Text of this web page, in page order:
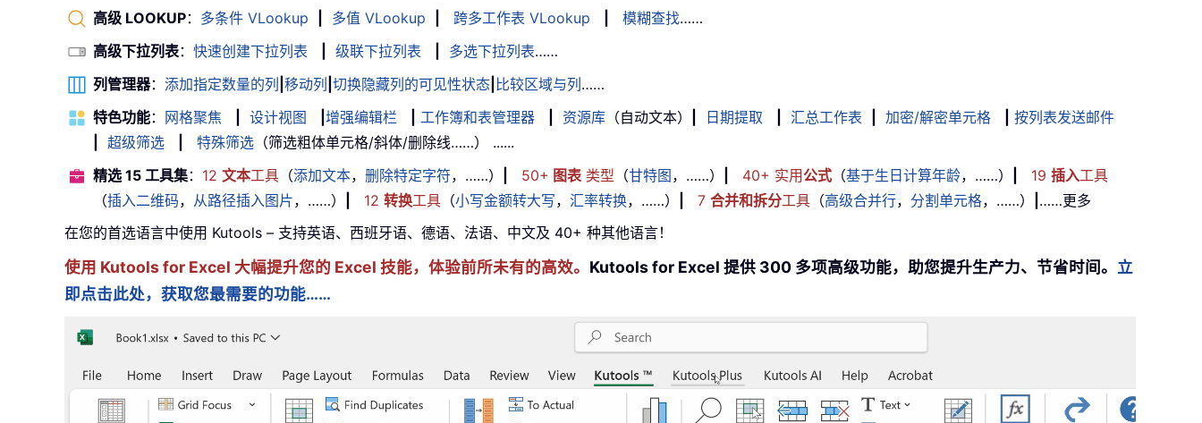
高级 LOOKUP： 多条件 VLookup 多值 VLookup 跨多工作表 VLookup 模糊查找……
高级下拉列表： 快速创建下拉列表 级联下拉列表 多选下拉列表……
列管理器： 添加指定数量的列 移动列 切换隐藏列的可见性状态 比较区域与列……
特色功能： 网格聚焦 设计视图 增强编辑栏 工作簿和表管理器 资源库 （自动文本） 日期提取 汇总工作表 加密/解密单元格
按列表发送邮件
超级筛选 特殊筛选 （筛选粗体单元格/斜体/删除线……） ......
精选 15 工具集： 12 文本工具 （添加文本， 删除特定字符，……） 50+ 图表 类型 （甘特图，……） 40+ 实用公式 （基于生日计算年龄，……） 19 插入工具
（插入二维码， 从路径插入图片，……） 12 转换工具 （小写金额转大写， 汇率转换，……） 7 合并和拆分工具 （高级合并行， 分割单元格，……）
……更多
在您的首选语言中使用 Kutools – 支持英语、西班牙语、德语、法语、中文及 40+ 种其他语言！
使用 Kutools for Excel 大幅提升您的 Excel 技能，体验前所未有的高效。 Kutools for Excel 提供 300 多项高级功能，助您提升生产力、节省时间。 立
即点击此处，获取您最需要的功能……